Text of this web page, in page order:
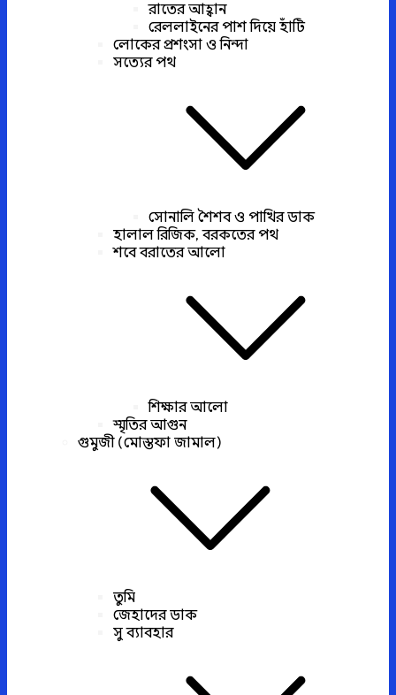
রাতের আহ্বান
রেললাইনের পাশ দিয়ে হাঁটি
লোকের প্রশংসা ও নিন্দা
সত্যের পথ
সোনালি শৈশব ও পাখির ডাক
হালাল রিজিক, বরকতের পথ
শবে বরাতের আলো
শিক্ষার আলো
স্মৃতির আগুন
গুমুজী (মোস্তফা জামাল)
তুমি
জেহাদের ডাক
সু ব্যাবহার